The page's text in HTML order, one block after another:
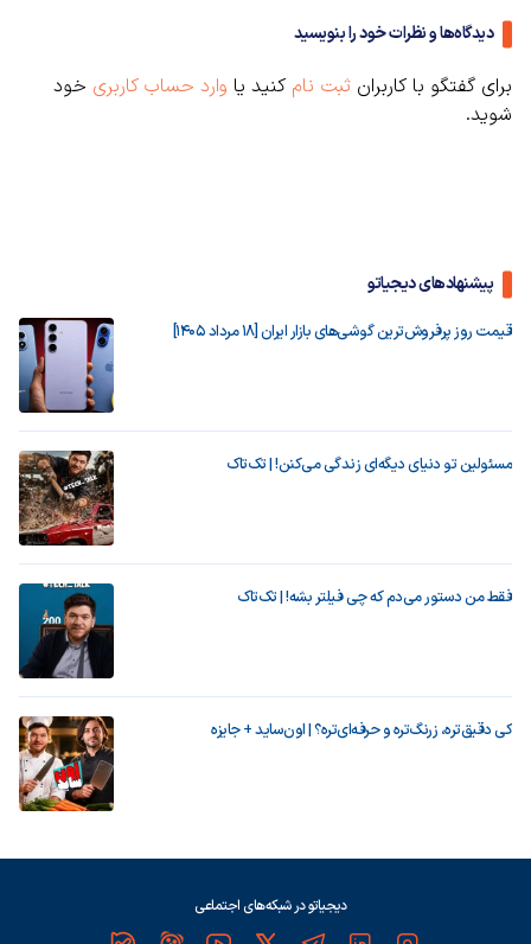
دیدگاه‌ها و نظرات خود را بنویسید
برای گفتگو با کاربران ثبت نام کنید یا وارد حساب کاربری خود
شوید.
پیشنهادهای دیجیاتو
قیمت روز پرفروش‌ترین گوشی‌های بازار ایران [18 مرداد 1405]
مسئولین تو دنیای دیگه‌ای زندگی می‌کنن! | تک‌تاک
فقط من دستور می‌دم که چی فیلتر بشه! | تک‌تاک
کی دقیق‌تره، زرنگ‌تره و حرفه‌ای‌تره؟ | اون‌ساید + جایزه
دیجیاتو در شبکه‌های اجتماعی